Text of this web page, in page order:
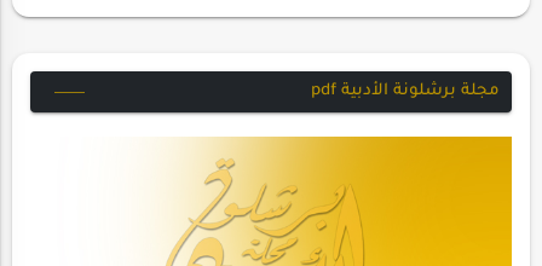
مجلة برشلونة الأدبية pdf